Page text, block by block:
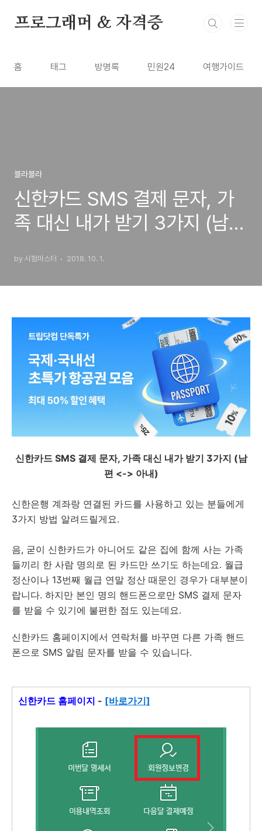
프로그래머 & 자격증
홈 태그 방명록 민원24 여행가이드
블라블라
신한카드 SMS 결제 문자, 가
족 대신 내가 받기 3가지 (남편
by 시험마스터 2018. 10. 1.
신한카드 SMS 결제 문자, 가족 대신 내가 받기 3가지 (남
편 <-> 아내)
신한은행 계좌랑 연결된 카드를 사용하고 있는 분들에게
3가지 방법 알려드릴게요.
음, 굳이 신한카드가 아니어도 같은 집에 함께 사는 가족
들끼리 한 사람 명의로 된 카드만 쓰기도 하는데요. 월급
정산이나 13번째 월급 연말 정산 때문인 경우가 대부분이
랍니다. 하지만 본인 명의 핸드폰으로만 SMS 결제 문자
를 받을 수 있기에 불편한 점도 있는데요.
신한카드 홈페이지에서 연락처를 바꾸면 다른 가족 핸드
폰으로 SMS 알림 문자를 받을 수 있습니다.
신한카드 홈페이지 - [바로가기]